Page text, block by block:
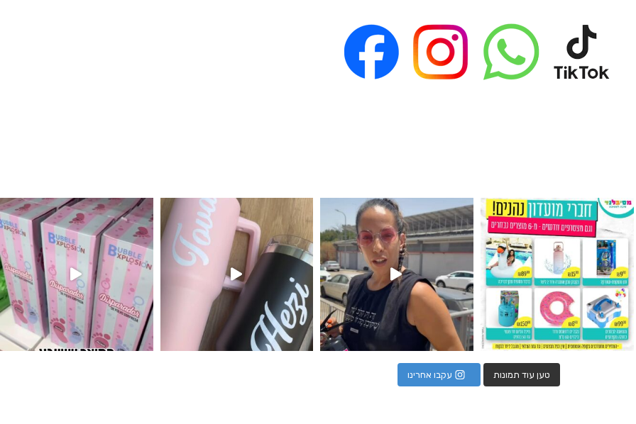
מין העובר רק במסיבלנד !! קיים
כוס נירוסטה ענקית שכול אחד צריך! קיימת באתר ובסניהמוצר הכי מבוקש שלנו מטף לגילוי מין העובר חזר למלא
טען עוד תמונות עקבו אחרינו